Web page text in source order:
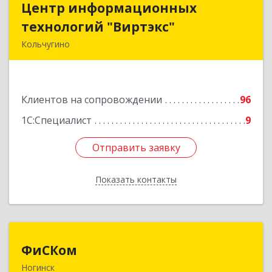
Центр информационных
технологий "Виртэкс"
Кольчугино
Клиентов на сопровождении
96
1С:Специалист
9
Отправить заявку
Показать контакты
Центр информационных
технологий "Виртэкс"
Подробнее
Отправить заявку
Назад
ФиСКом
Ногинск